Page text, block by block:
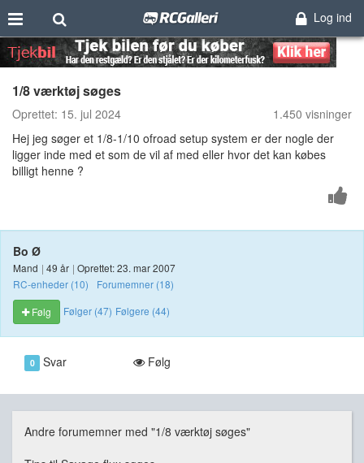
Log ind
1/8 værktøj søges
Oprettet: 15. jul 2024
1.450 visninger
Hej jeg søger et 1/8-1/10 ofroad setup system er der nogle der
ligger inde med et som de vil af med eller hvor det kan købes
billigt henne ?
Bo Ø
Mand | 49 år | Oprettet: 23. mar 2007
RC-enheder (10)
Forumemner (18)
Følg
Følger (47) Følgere (44)
0 Svar Følg
Andre forumemner med "1/8 værktøj søges"